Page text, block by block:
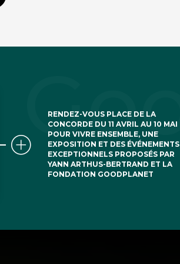
RENDEZ-VOUS PLACE DE LA
CONCORDE DU 11 AVRIL AU 10 MAI
POUR VIVRE ENSEMBLE, UNE
EXPOSITION ET DES ÉVÉNEMENTS
EXCEPTIONNELS PROPOSÉS PAR
YANN ARTHUS-BERTRAND ET LA
FONDATION GOODPLANET